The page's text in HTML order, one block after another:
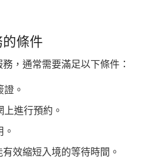
條件
，通常需要滿足以下條件：
。
進行預約。
效縮短入境的等待時間。